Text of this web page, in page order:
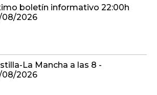
boletín informativo 22:00h
08/2026
La Mancha a las 8 -
08/2026